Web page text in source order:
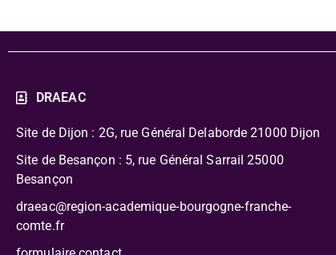
DRAEAC
Site de Dijon : 2G, rue Général Delaborde 21000 Dijon
Site de Besançon : 5, rue Général Sarrail 25000
Besançon
draeac@region-academique-bourgogne-franche-
comte.fr